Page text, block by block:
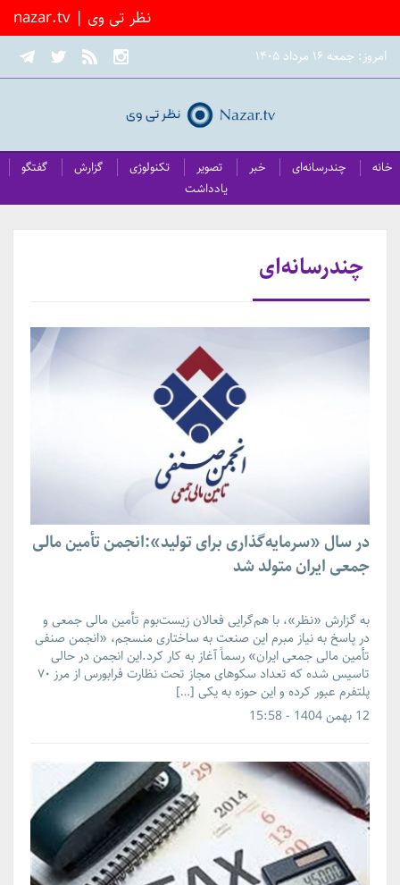
nazar.tv | نظر تی وی
امروز: جمعه ۱۶ مرداد ۱۴۰۵
خانه چندرسانه‌ای خبر تصویر تکنولوژی گزارش
گفتگو
یادداشت
چندرسانه‌ای
در سال «سرمایه‌گذاری برای تولید»:انجمن تأمین مالی
جمعی ایران متولد شد
به گزارش «نظر»، با هم‌گرایی فعالان زیست‌بوم تأمین مالی جمعی و
در پاسخ به نیاز مبرم این صنعت به ساختاری منسجم، «انجمن صنفی
تأمین مالی جمعی ایران» رسماً آغاز به کار کرد.این انجمن در حالی
تاسیس شده که تعداد سکوهای مجاز تحت نظارت فرابورس از مرز ۷۰
پلتفرم عبور کرده و این حوزه به یکی […]
12 بهمن 1404 - 15:58